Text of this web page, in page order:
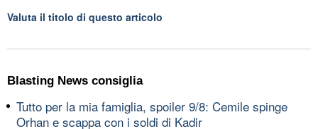
Valuta il titolo di questo articolo
Blasting News consiglia
Tutto per la mia famiglia, spoiler 9/8: Cemile spinge
Orhan e scappa con i soldi di Kadir